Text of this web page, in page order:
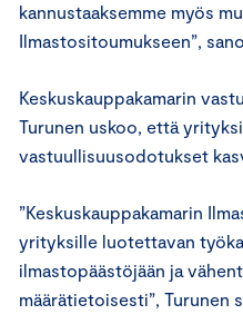
kannustaaksemme myös
Ilmastositoumukseen”,
Keskuskauppakamarin
Turunen uskoo, että
vastuullisuusodotukset
”Keskuskauppakamarin
yrityksille luotettavan
ilmastopäästöjään ja
määrätietoisesti”, Turunen